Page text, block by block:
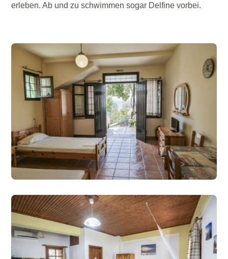
erleben. Ab und zu schwimmen sogar Delfine vorbei.